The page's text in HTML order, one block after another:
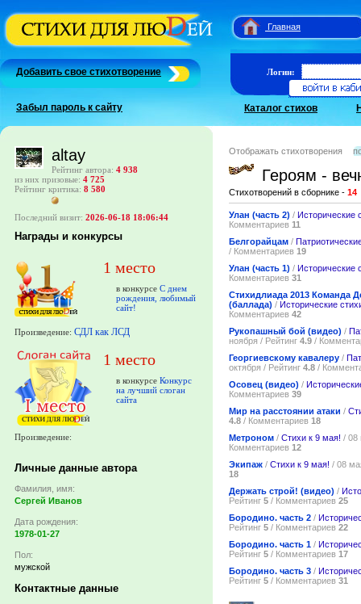
Главная
Добавить свое стихотворение
Забыл пароль к сайту
Логин:
Каталог стихов
altay
Рейтинг автора: 4 938
из них призовые: 4 725
Рейтинг критика: 8 580
Последний визит: 2026-06-18 18:06:44
Награды и конкурсы
1 место
в конкурсе С днем
рождения, любимый
сайт!
Произведение: СДЛ как ЛСД
1 место
в конкурсе Конкурс
на лучший слоган
сайта
Произведение:
Личные данные автора
Фамилия, имя:
Сергей Иванов
Дата рождения:
1978-01-27
Пол:
мужской
Контактные данные
Отображать стихотворения
Героям -
Стихотворений в сборнике - 14
Улан (часть 2) / Исторические
Комментариев 11
Белгорайцам /
/ Комментариев 19
Улан (часть 1) / Исторические
Комментариев 31
Стихидлиада 2013 Команда
(баллада) / Исторические
Комментариев 42
Рукопашный бой (видео) /
ноября / Рейтинг 4.9 /
Георгиевскому кавалеру /
октября / Рейтинг 4.8 /
Осовец (видео) /
Комментариев 39
Мир на расстоянии атаки /
4.8 / Комментариев 18
Метроном / Стихи к 9 мая! / 08
Комментариев 12
Экипаж / Стихи к 9 мая! / 08
18
Держать строй! (видео) /
Рейтинг 5 / Комментариев 25
Бородино. часть 2 /
Рейтинг 5 / Комментариев 22
Бородино. часть 1 /
Рейтинг 5 / Комментариев 17
Бородино. часть 3 /
Рейтинг 5 / Комментариев 31